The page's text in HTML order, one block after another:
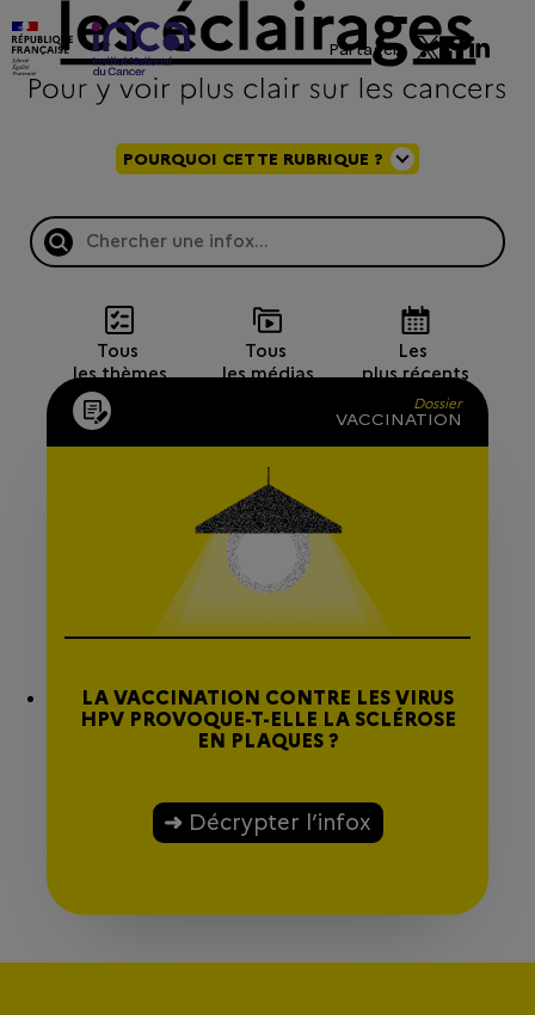
Partager
POURQUOI CETTE RUBRIQUE ?
Tous
les thèmes
Tous
les médias
Les
plus récents
Dossier
VACCINATION
LA VACCINATION CONTRE LES VIRUS
HPV PROVOQUE-T-ELLE LA SCLÉROSE
EN PLAQUES ?
Décrypter l’infox